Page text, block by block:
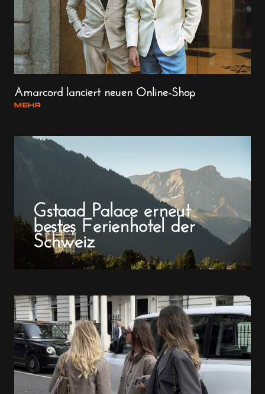
Amarcord lanciert neuen Online-Shop
MEHR
Gstaad Palace erneut
bestes Ferienhotel der
Schweiz